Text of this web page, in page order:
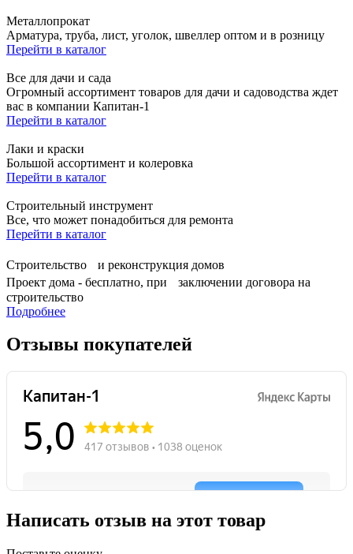
Металлопрокат
Арматура, труба, лист, уголок, швеллер оптом и в розницу
Перейти в каталог
Все для дачи и сада
Огромный ассортимент товаров для дачи и садоводства ждет
вас в компании Капитан-1
Перейти в каталог
Лаки и краски
Большой ассортимент и колеровка
Перейти в каталог
Строительный инструмент
Все, что может понадобиться для ремонта
Перейти в каталог
Строительство и реконструкция домов
Проект дома - бесплатно, при заключении договора на
строительство
Подробнее
Отзывы покупателей
Написать отзыв на этот товар